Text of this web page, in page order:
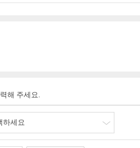
해 주세요.
하세요